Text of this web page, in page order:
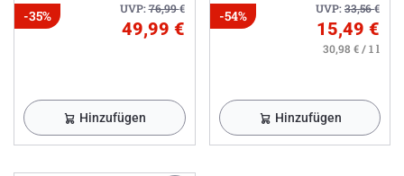
UVP:76,99€
-35%
49,99 €
Hinzufügen
UVP:33,56€
-54%
15,49 €
30,98 € / 1 l
Hinzufügen